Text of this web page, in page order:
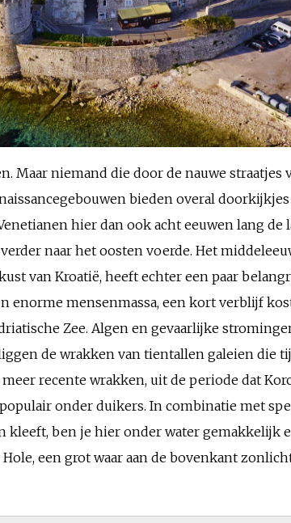
Maar niemand die door de nauwe straatjes
bieden overal
hier dan ook acht eeuwen lang de
naar het oosten voerde. Het
van Kroatië, heeft echter een paar
enorme mensenmassa, een kort verblijf
Zee. Algen en gevaarlijke
de wrakken van tientallen galeien die
recente wrakken, uit de periode dat
onder duikers. In combinatie met
kleeft, ben je hier onder water gemakkelijk
een grot waar aan de bovenkant